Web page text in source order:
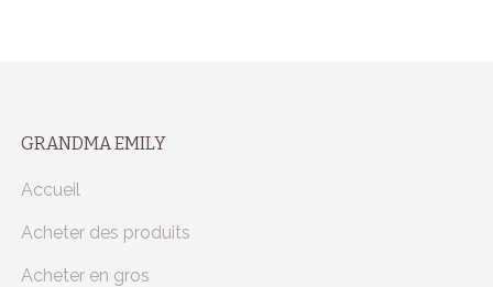
GRANDMA EMILY
Accueil
Acheter des produits
Acheter en gros